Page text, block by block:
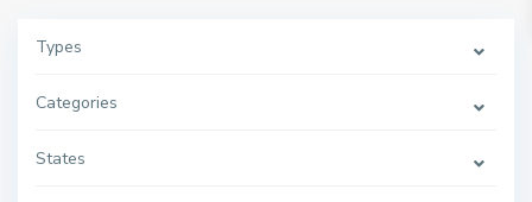
Types
Categories
States